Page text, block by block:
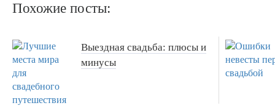
Похожие посты:
Выездная свадьба: плюсы и
минусы